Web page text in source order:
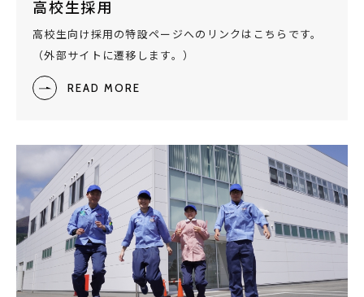
高校生採用
高校生向け採用の特設ページへのリンクはこちらです。
（外部サイトに遷移します。）
READ MORE